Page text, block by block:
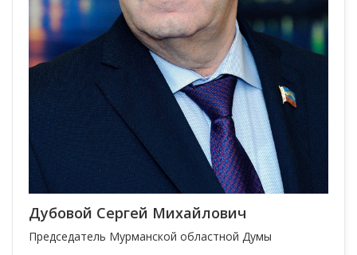
Дубовой Сергей Михайлович
Председатель Мурманской областной Думы